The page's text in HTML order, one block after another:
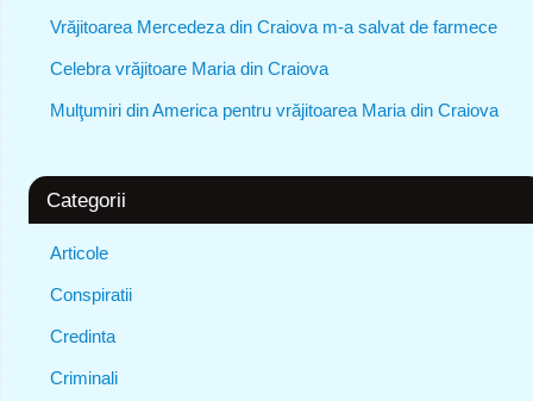
Vrăjitoarea Mercedeza din Craiova m-a salvat de farmece
Celebra vrăjitoare Maria din Craiova
Mulţumiri din America pentru vrăjitoarea Maria din Craiova
Categorii
Articole
Conspiratii
Credinta
Criminali